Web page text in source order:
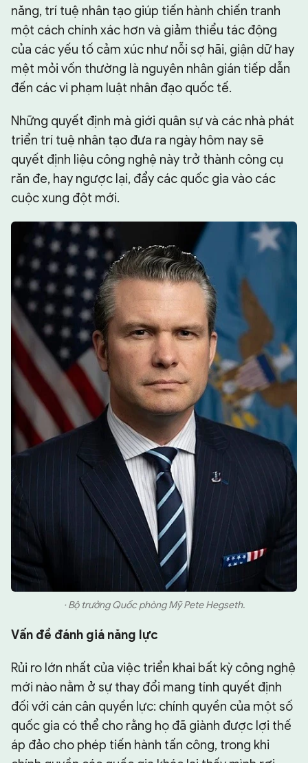
năng, trí tuệ nhân tạo giúp tiến hành chiến tranh
một cách chính xác hơn và giảm thiểu tác động
của các yếu tố cảm xúc như nỗi sợ hãi, giận dữ hay
mệt mỏi vốn thường là nguyên nhân gián tiếp dẫn
đến các vi phạm luật nhân đạo quốc tế.
Những quyết định mà giới quân sự và các nhà phát
triển trí tuệ nhân tạo đưa ra ngày hôm nay sẽ
quyết định liệu công nghệ này trở thành công cụ
răn đe, hay ngược lại, đẩy các quốc gia vào các
cuộc xung đột mới.
· Bộ trưởng Quốc phòng Mỹ Pete Hegseth.
Vấn đề đánh giá năng l ực
Rủi ro lớn nhất của việc triển khai bất kỳ công nghệ
mới nào nằm ở sự thay đổi mang tính quyết định
đối với cán cân quyền lực: chính quyền của một số
quốc gia có thể cho rằng họ đã giành được lợi thế
áp đảo cho phép tiến hành tấn công, trong khi